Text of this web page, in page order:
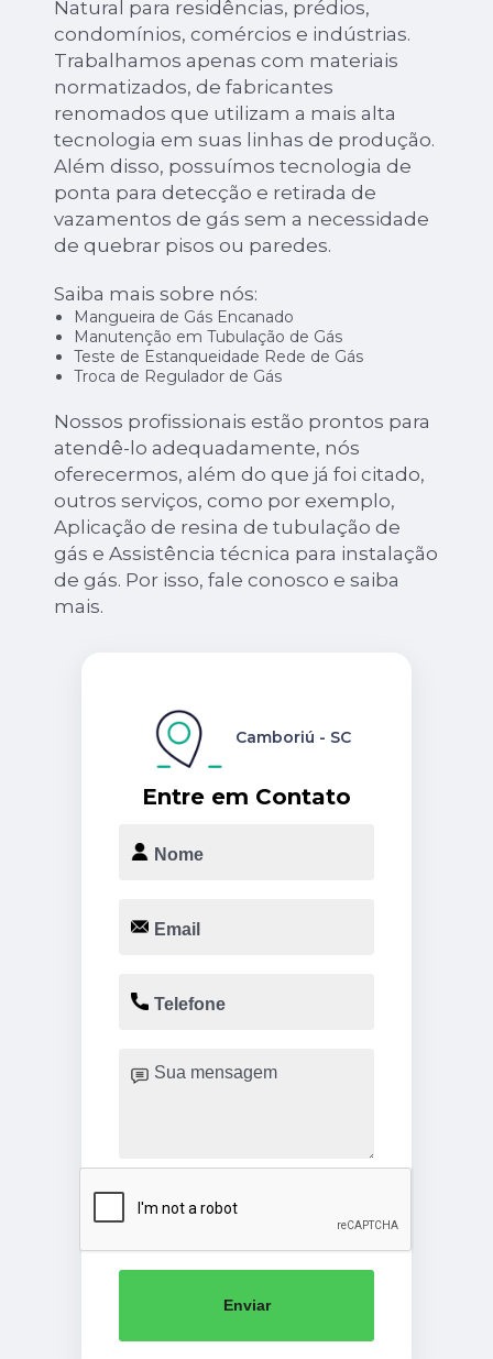
Natural para residências, prédios,
condomínios, comércios e indústrias.
Trabalhamos apenas com materiais
normatizados, de fabricantes
renomados que utilizam a mais alta
tecnologia em suas linhas de produção.
Além disso, possuímos tecnologia de
ponta para detecção e retirada de
vazamentos de gás sem a necessidade
de quebrar pisos ou paredes.
Saiba mais sobre nós:
Mangueira de Gás Encanado
Manutenção em Tubulação de Gás
Teste de Estanqueidade Rede de Gás
Troca de Regulador de Gás
Nossos profissionais estão prontos para
atendê-lo adequadamente, nós
oferecermos, além do que já foi citado,
outros serviços, como por exemplo,
Aplicação de resina de tubulação de
gás e Assistência técnica para instalação
de gás. Por isso, fale conosco e saiba
mais.
Entre em Contato
Camboriú - SC
Enviar